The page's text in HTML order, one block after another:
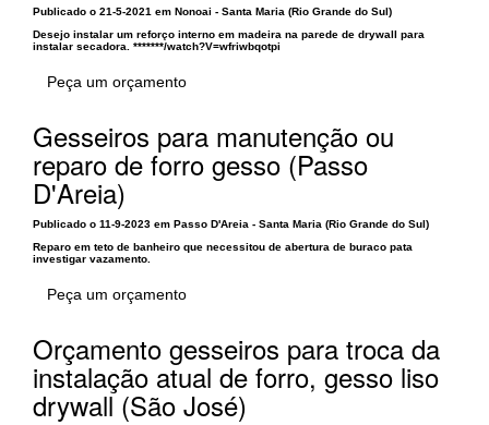
Publicado o 21-5-2021 em Nonoai - Santa Maria (Rio Grande do Sul)
Desejo instalar um reforço interno em madeira na parede de drywall para
instalar secadora. *******/watch?V=wfriwbqotpi
Peça um orçamento
Gesseiros para manutenção ou
reparo de forro gesso (Passo
D'Areia)
Publicado o 11-9-2023 em Passo D'Areia - Santa Maria (Rio Grande do Sul)
Reparo em teto de banheiro que necessitou de abertura de buraco pata
investigar vazamento.
Peça um orçamento
Orçamento gesseiros para troca da
instalação atual de forro, gesso liso
drywall (São José)